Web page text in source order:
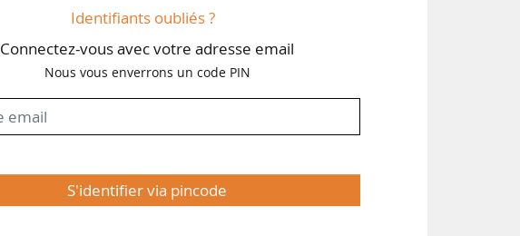
Identifiants oubliés ?
Connectez-vous avec votre adresse email
Nous vous enverrons un code PIN
S'identifier via pincode